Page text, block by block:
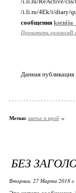
/i.li.ru/4Ek/i/diary/
сообщения
Прочитать целикомВ
Данная публикация
Метки: шитье и крой
БЕЗ
Вторник, 27 Марта 2018